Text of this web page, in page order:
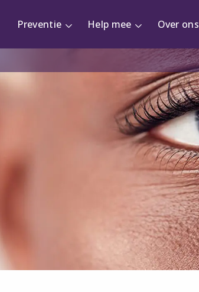
Preventie Help mee Over ons